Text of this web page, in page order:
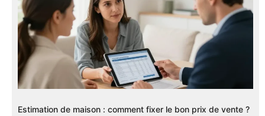
Estimation de maison : comment fixer le bon prix de vente ?